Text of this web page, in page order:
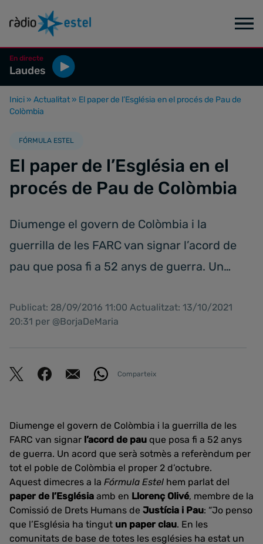
En directe
Laudes
Inici » Actualitat » El paper de l’Església en el procés de Pau de
Colòmbia
FÓRMULA ESTEL
El paper de l’Església en el
procés de Pau de Colòmbia
Diumenge el govern de Colòmbia i la
guerrilla de les FARC van signar l’acord de
pau que posa fi a 52 anys de guerra. Un…
Publicat: 28/09/2016 11:00 Actualitzat: 13/10/2021
20:31 per @BorjaDeMaria
Comparteix
Diumenge el govern de Colòmbia i la guerrilla de les
FARC van signar l’acord de pau que posa fi a 52 anys
de guerra. Un acord que serà sotmès a referèndum per
tot el poble de Colòmbia el proper 2 d’octubre.
Aquest dimecres a la Fórmula Estel hem parlat del
paper de l’Església amb en Llorenç Olivé, membre de la
Comissió de Drets Humans de Justícia i Pau: “Jo penso
que l’Església ha tingut un paper clau. En les
comunitats de base de totes les esglésies ha estat un